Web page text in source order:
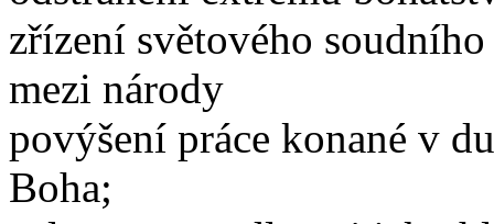
zřízení světového
mezi národy
povýšení práce konané v
Boha;